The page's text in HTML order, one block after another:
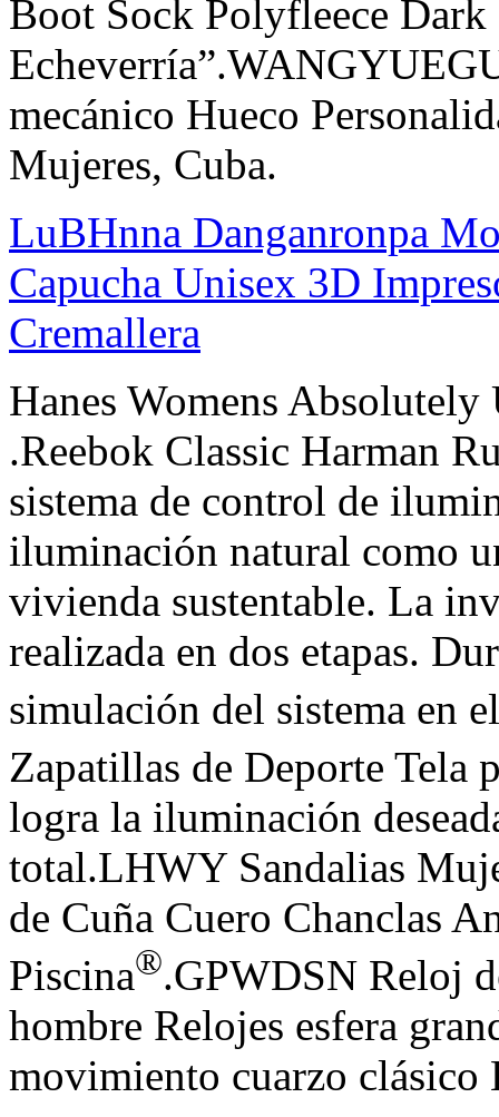
Boot Sock Polyfleece
mecánico Hueco
Mujeres, Cuba.
LuBHnna Danganronpa
Capucha Unisex 3D
Cremallera
Hanes Womens
.Reebok Classic Harman
sistema de control de
iluminación natural como
vivienda sustentable. La
realizada en dos etapas.
simulación del sistema en
Zapatillas de Deporte Tela
logra la iluminación
total.LHWY Sandalias
de Cuña Cuero Chanclas
Piscina®.GPWDSN Reloj
hombre Relojes esfera
movimiento cuarzo